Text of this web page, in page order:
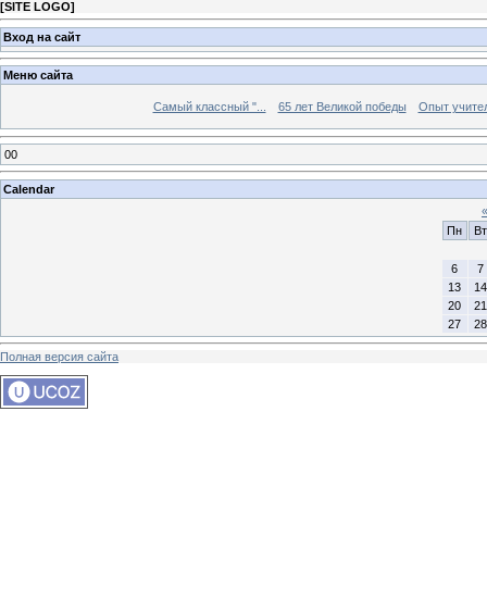
[SITE LOGO]
Вход на сайт
Меню сайта
Самый классный "... 65 лет Великой победы Опыт
00
Calendar
«
Пн
Вт
6
7
13
14
20
21
27
28
Полная версия сайта